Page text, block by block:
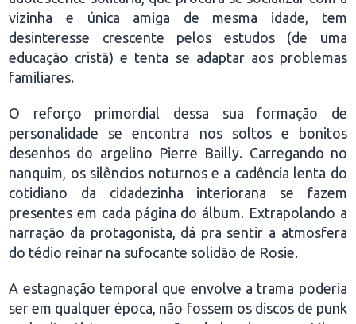
vizinha e única amiga de mesma idade, tem
desinteresse crescente pelos estudos (de uma
educação cristã) e tenta se adaptar aos problemas
familiares.
O reforço primordial dessa sua formação de
personalidade se encontra nos soltos e bonitos
desenhos do argelino Pierre Bailly. Carregando no
nanquim, os silêncios noturnos e a cadência lenta do
cotidiano da cidadezinha interiorana se fazem
presentes em cada página do álbum. Extrapolando a
narração da protagonista, dá pra sentir a atmosfera
do tédio reinar na sufocante solidão de Rosie.
A estagnação temporal que envolve a trama poderia
ser em qualquer época, não fossem os discos de punk